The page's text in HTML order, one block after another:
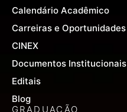
Calendário Acadêmico
Carreiras e Oportunidades
CINEX
Documentos Institucionais
Editais
Blog
GRADUAÇÃO